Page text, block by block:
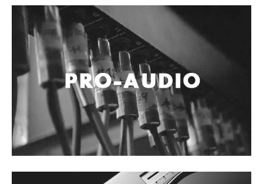
Parlante
Video y USB
Espigas y conectores
Accesorios
Otros Instrumentos de Cuerdas
Ukulele
Mandolina
Banjo